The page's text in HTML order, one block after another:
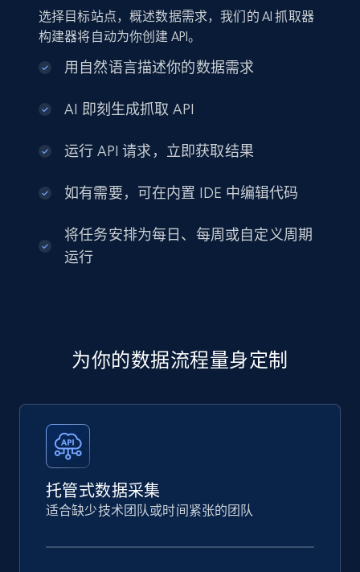
选择目标站点，概述数据需求，我们的 AI 抓取器
构建器将自动为你创建 API。
用自然语言描述你的数据需求
AI 即刻生成抓取 API
运行 API 请求，立即获取结果
如有需要，可在内置 IDE 中编辑代码
将任务安排为每日、每周或自定义周期
运行
为你的数据流程量身定制
托管式数据采集
适合缺少技术团队或时间紧张的团队